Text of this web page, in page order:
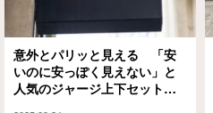
意外とパリッと見える 「安
いのに安っぽく見えない」と
人気のジャージ上下セットを